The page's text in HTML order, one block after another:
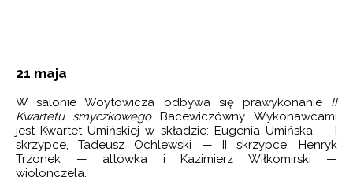
21 maja
W salonie Woytowicza odbywa się prawykonanie II
Kwartetu smyczkowegoBacewiczówny. Wykonawcami
jest Kwartet Umińskiej w składzie: Eugenia Umińska — I
skrzypce, Tadeusz Ochlewski — II skrzypce, Henryk
Trzonek — altówka i Kazimierz Wiłkomirski —
wiolonczela.